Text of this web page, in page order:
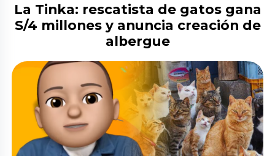
La Tinka: rescatista de gatos gana
S/4 millones y anuncia creación de
albergue